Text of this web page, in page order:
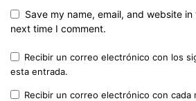
Save my name, email, and website
next time I comment.
Recibir un correo electrónico con los
esta entrada.
Recibir un correo electrónico con cada